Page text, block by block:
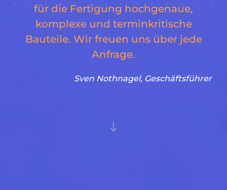
für die Fertigung hochgenaue,
komplexe und terminkritische
Bauteile. Wir freuen uns über jede
Anfrage.
Sven Nothnagel, Geschäftsführer